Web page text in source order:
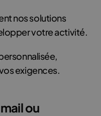
nos solutions
votre activité.
exigences.
ou